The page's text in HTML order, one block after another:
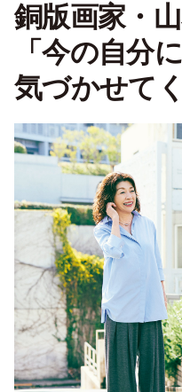
銅版画家・
「今の自分
気づかせて